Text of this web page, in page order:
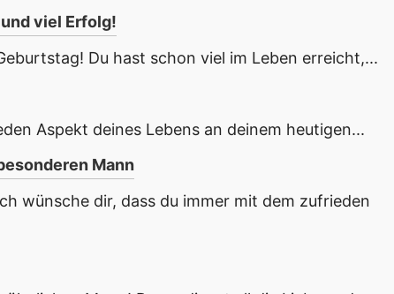
viel Erfolg!
Du hast schon viel im Leben erreicht,...
Aspekt deines Lebens an deinem heutigen...
Mann
wünsche dir, dass du immer mit dem zufrieden